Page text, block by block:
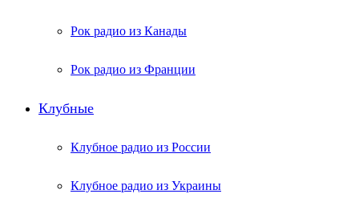
Рок радио из Канады
Рок радио из Франции
Клубные
Клубное радио из России
Клубное радио из Украины